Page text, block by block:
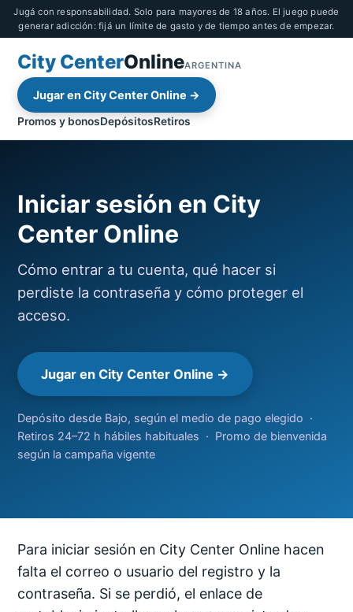
Jugá con responsabilidad. Solo para mayores de 18 años. El juego puede
generar adicción: fijá un límite de gasto y de tiempo antes de empezar.
City CenterOnlineARGENTINA
Promos y bonosDepósitosRetiros
Jugar en City Center Online →
Iniciar sesión en City
Center Online
Cómo entrar a tu cuenta, qué hacer si
perdiste la contraseña y cómo proteger el
acceso.
Jugar en City Center Online →
Depósito desde Bajo, según el medio de pago elegido ·
Retiros 24–72 h hábiles habituales · Promo de bienvenida
según la campaña vigente
Para iniciar sesión en City Center Online hacen
falta el correo o usuario del registro y la
contraseña. Si se perdió, el enlace de